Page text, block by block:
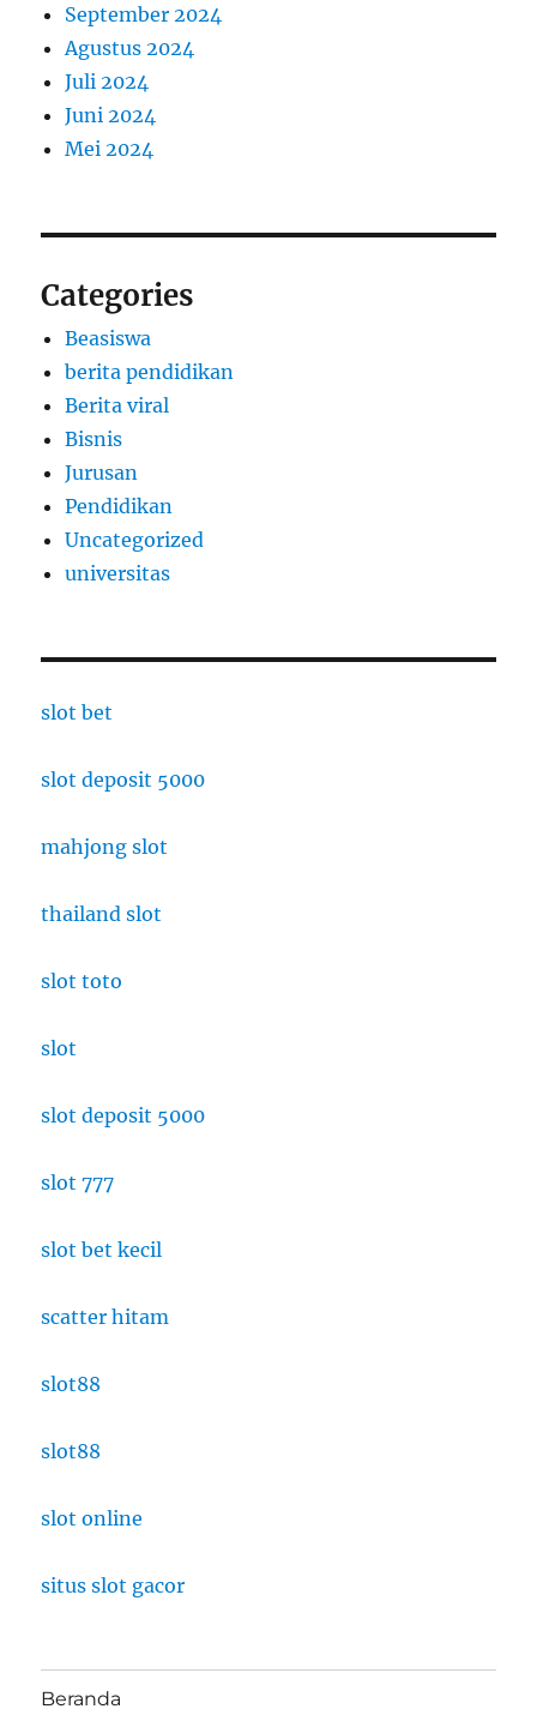
September 2024
Agustus 2024
Juli 2024
Juni 2024
Mei 2024
Categories
Beasiswa
berita pendidikan
Berita viral
Bisnis
Jurusan
Pendidikan
Uncategorized
universitas
slot bet
slot deposit 5000
mahjong slot
thailand slot
slot toto
slot
slot deposit 5000
slot 777
slot bet kecil
scatter hitam
slot88
slot88
slot online
situs slot gacor
Beranda